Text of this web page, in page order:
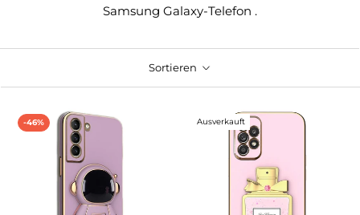
Samsung Galaxy-Telefon .
Sortieren
-46% Ausverkauft